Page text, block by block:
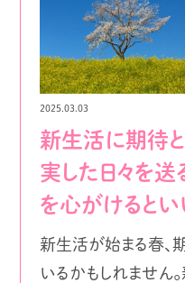
2025.03.03
新生活に期待
実した日々を送
を心がけるとい
新生活が始まる春、
いるかもしれません